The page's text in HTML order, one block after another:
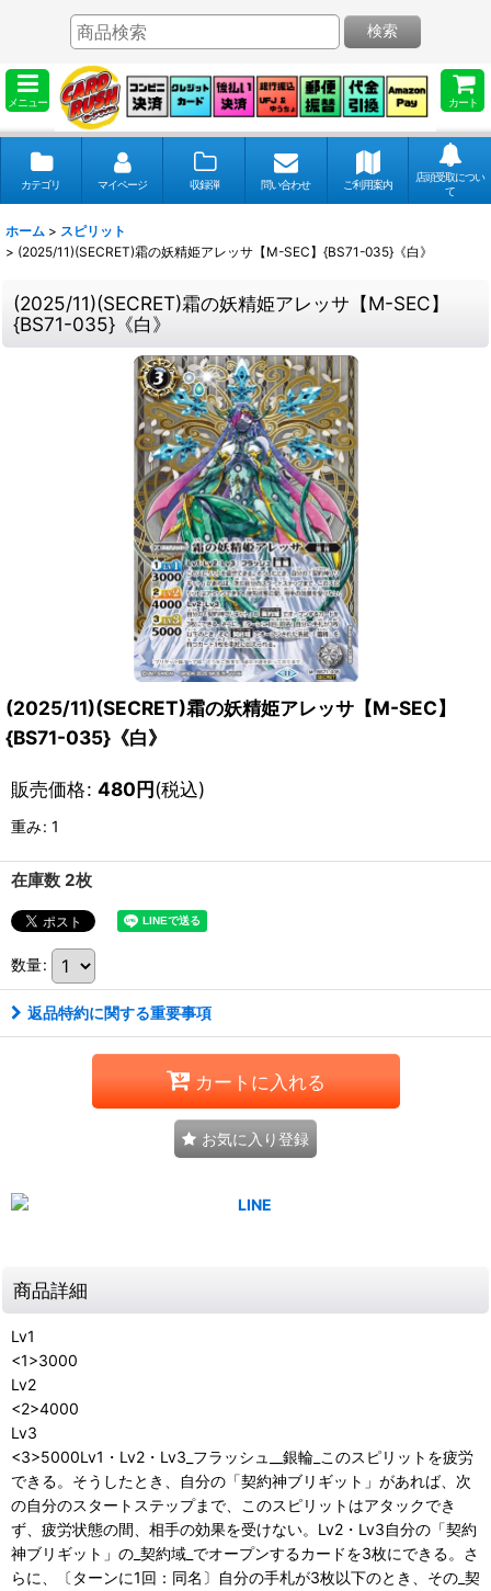
メニュー カート
検索
カテゴリ マイページ 収録弾 問い合わせ ご利用案内
店頭受取につい
て
ホーム > スピリット
> (2025/11)(SECRET)霜の妖精姫アレッサ【M-SEC】{BS71-035}《白》
(2025/11)(SECRET)霜の妖精姫アレッサ【M-SEC】
{BS71-035}《白》
(2025/11)(SECRET)霜の妖精姫アレッサ【M-SEC】
{BS71-035}《白》
販売価格: 480円(税込)
重み: 1
在庫数 2枚
数量:
返品特約に関する重要事項
カートに入れる
お気に入り登録
商品詳細
Lv1
<1>3000
Lv2
<2>4000
Lv3
<3>5000Lv1・Lv2・Lv3_フラッシュ__銀輪_このスピリットを疲労
できる。そうしたとき、自分の「契約神ブリギット」があれば、次
の自分のスタートステップまで、このスピリットはアタックでき
ず、疲労状態の間、相手の効果を受けない。Lv2・Lv3自分の「契約
神ブリギット」の_契約域_でオープンするカードを3枚にできる。さ
らに、〔ターンに1回：同名〕自分の手札が3枚以下のとき、その_契